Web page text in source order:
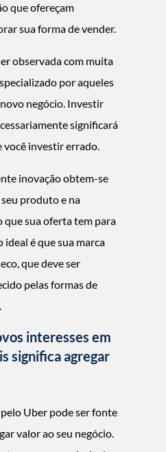
que ofereçam
sua forma de vender.
observada com muita
por aqueles
negócio. Investir
significará
você investir errado.
inovação obtem-se
produto e na
que sua oferta tem para
ideal é que sua marca
que deve ser
pelas formas de
interesses em
significa agregar
Uber pode ser fonte
valor ao seu negócio.